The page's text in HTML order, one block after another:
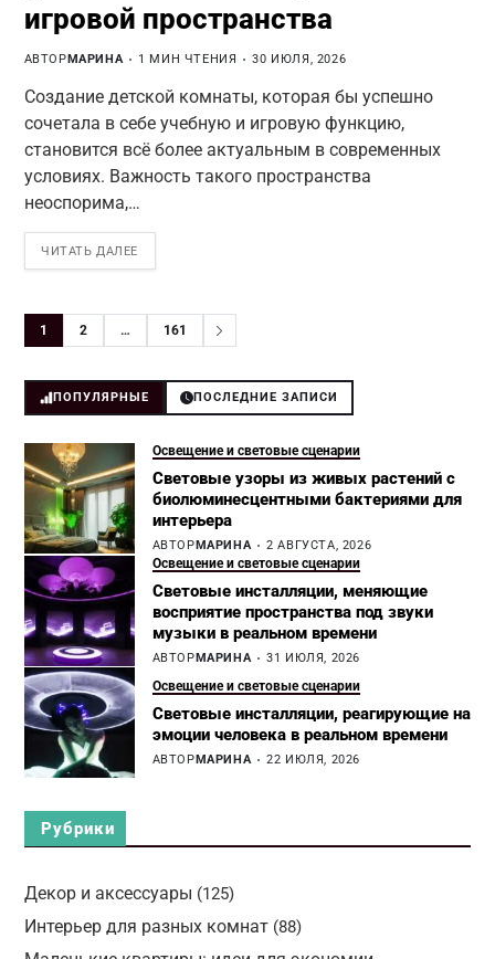
игровой пространства
АВТОР МАРИНА 1 МИН ЧТЕНИЯ 30 ИЮЛЯ, 2026
Создание детской комнаты, которая бы успешно
сочетала в себе учебную и игровую функцию,
становится всё более актуальным в современных
условиях. Важность такого пространства
неоспорима,…
ЧИТАТЬ ДАЛЕЕ
1 2 … 161
ПОПУЛЯРНЫЕ ПОСЛЕДНИЕ ЗАПИСИ
Освещение и световые сценарии
Световые узоры из живых растений с
биолюминесцентными бактериями для
интерьера
АВТОР МАРИНА 2 АВГУСТА, 2026
Освещение и световые сценарии
Световые инсталляции, меняющие
восприятие пространства под звуки
музыки в реальном времени
АВТОР МАРИНА 31 ИЮЛЯ, 2026
Освещение и световые сценарии
Световые инсталляции, реагирующие на
эмоции человека в реальном времени
АВТОРМАРИНА 22 ИЮЛЯ, 2026
Рубрики
Декор и аксессуары (125)
Интерьер для разных комнат(88)